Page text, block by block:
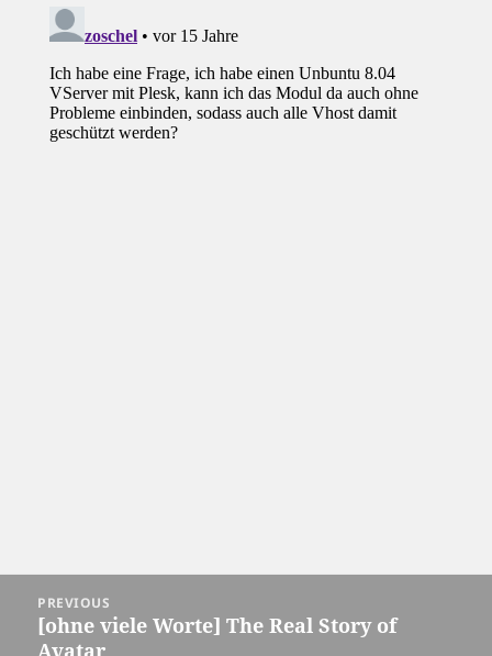
navigation
PREVIOUS
Previous
[ohne viele Worte] The Real Story of